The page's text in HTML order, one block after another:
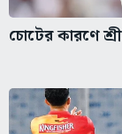
চোটের কারণে